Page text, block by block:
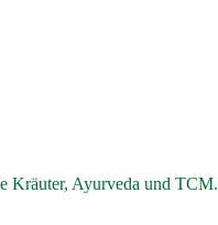
Kräuter, Ayurveda und TCM.